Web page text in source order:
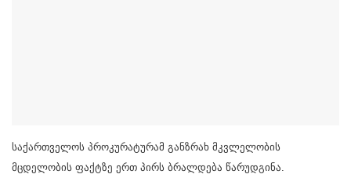
საქართველოს პროკურატურამ განზრახ მკვლელობის
მცდელობის ფაქტზე ერთ პირს ბრალდება წარუდგინა.